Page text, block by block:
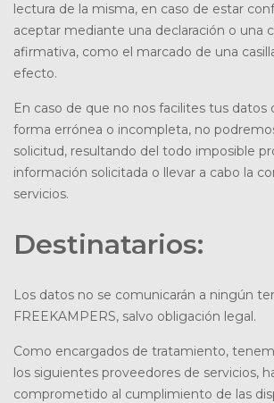
lectura de la misma, en caso de estar
aceptar mediante una declaración o una
afirmativa, como el marcado de una
efecto.
En caso de que no nos facilites tus datos
forma errónea o incompleta, no
solicitud, resultando del todo imposible
información solicitada o llevar a cabo la
servicios.
Destinatarios:
Los datos no se comunicarán a ningún
FREEKAMPERS, salvo obligación legal.
Como encargados de tratamiento,
los siguientes proveedores de servicios,
comprometido al cumplimiento de las